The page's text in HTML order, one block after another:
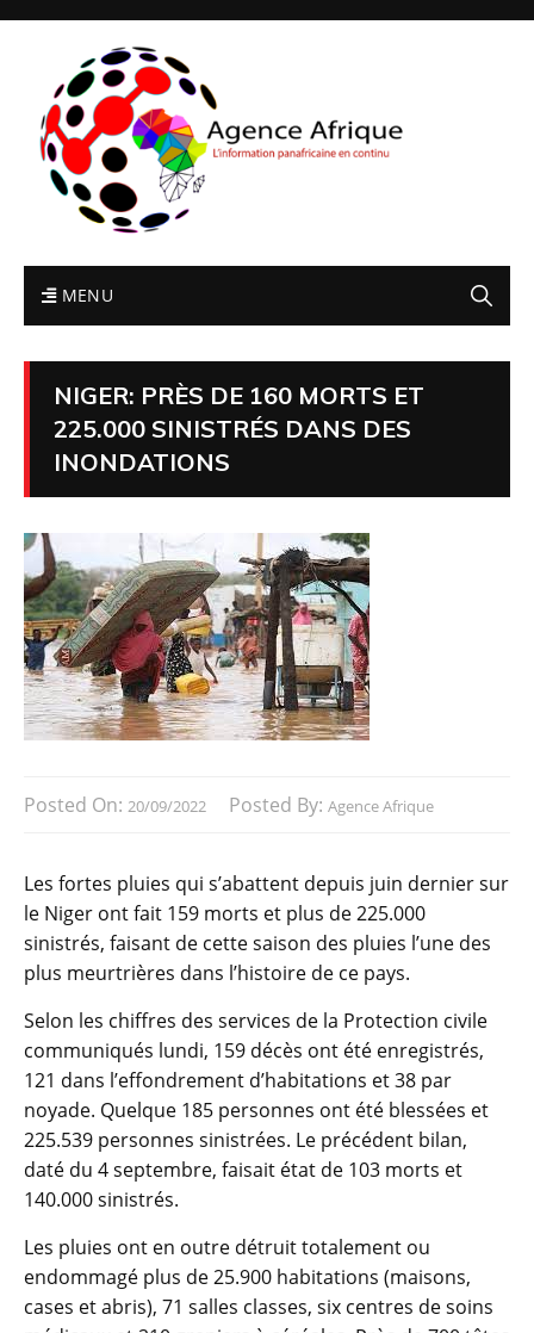
MENU
NIGER: PRÈS DE 160 MORTS ET
225.000 SINISTRÉS DANS DES
INONDATIONS
Posted On: 20/09/2022 Posted By: Agence Afrique
Les fortes pluies qui s’abattent depuis juin dernier sur
le Niger ont fait 159 morts et plus de 225.000
sinistrés, faisant de cette saison des pluies l’une des
plus meurtrières dans l’histoire de ce pays.
Selon les chiffres des services de la Protection civile
communiqués lundi, 159 décès ont été enregistrés,
121 dans l’effondrement d’habitations et 38 par
noyade. Quelque 185 personnes ont été blessées et
225.539 personnes sinistrées. Le précédent bilan,
daté du 4 septembre, faisait état de 103 morts et
140.000 sinistrés.
Les pluies ont en outre détruit totalement ou
endommagé plus de 25.900 habitations (maisons,
cases et abris), 71 salles classes, six centres de soins